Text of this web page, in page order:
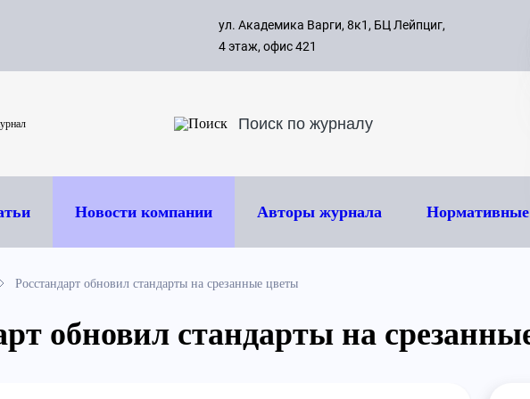
с 09:00
8 495
ул. Академика Варги, 8к1, БЦ Лейпциг,
4 этаж, офис 421
Новости компании Авторы журнала
Росстандарт обновил стандарты на срезанные цветы
обновил стандарты на